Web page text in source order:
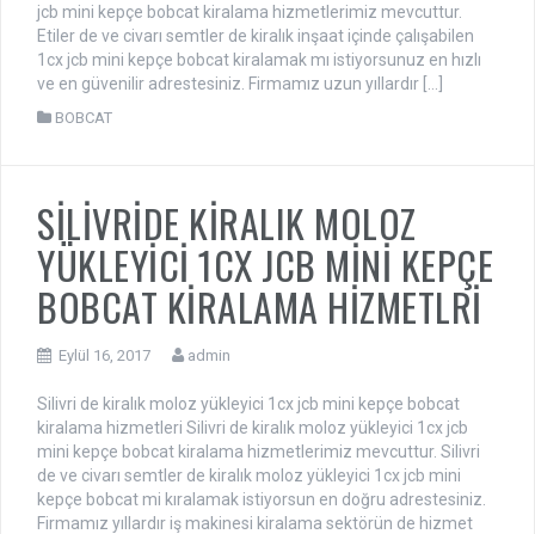
jcb mini kepçe bobcat kiralama hizmetlerimiz mevcuttur.
Etiler de ve civarı semtler de kiralık inşaat içinde çalışabilen
1cx jcb mini kepçe bobcat kiralamak mı istiyorsunuz en hızlı
ve en güvenilir adrestesiniz. Firmamız uzun yıllardır […]
BOBCAT
SİLİVRİDE KİRALIK MOLOZ
YÜKLEYİCİ 1CX JCB MİNİ KEPÇE
BOBCAT KİRALAMA HİZMETLRİ
Eylül 16, 2017 admin
Silivri de kiralık moloz yükleyici 1cx jcb mini kepçe bobcat
kiralama hizmetleri Silivri de kiralık moloz yükleyici 1cx jcb
mini kepçe bobcat kiralama hizmetlerimiz mevcuttur. Silivri
de ve civarı semtler de kiralık moloz yükleyici 1cx jcb mini
kepçe bobcat mi kıralamak istiyorsun en doğru adrestesiniz.
Firmamız yıllardır iş makinesi kiralama sektörün de hizmet